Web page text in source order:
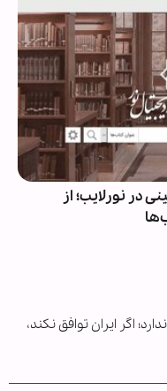
اربعینی در نورلایب؛ از
اگر ایران توافق نکند،